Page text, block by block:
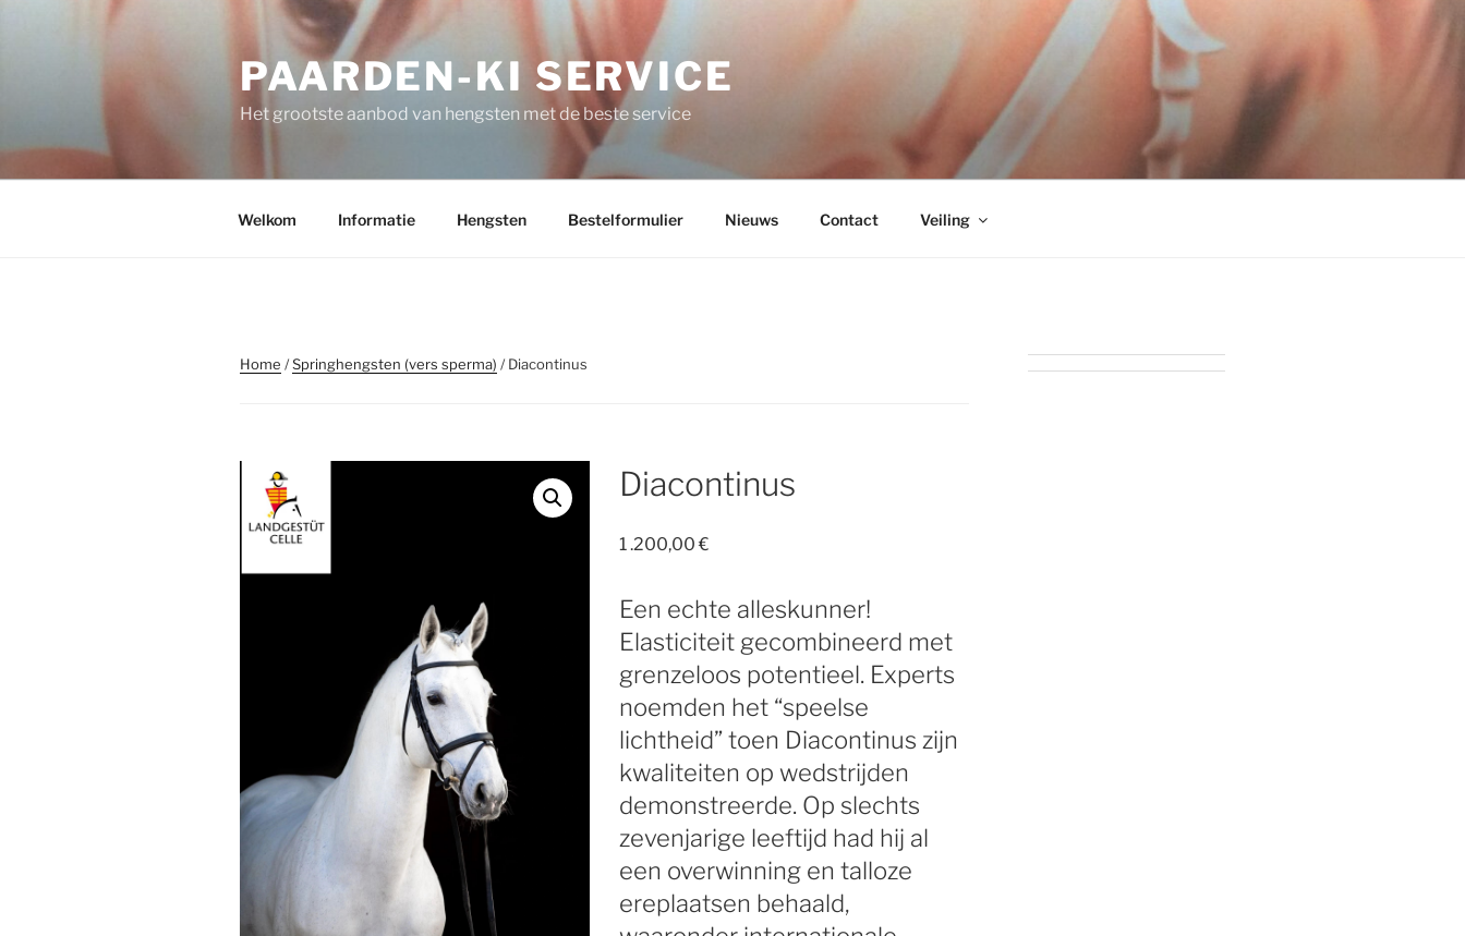
PAARDEN-KI SERVICE
Het grootste aanbod van hengsten met de beste service
Welkom Informatie Hengsten Bestelformulier Nieuws Contact Veiling
Home /Springhengsten (vers sperma) / Diacontinus
Diacontinus
1 .200,00€
Een echte alleskunner!
Elasticiteit gecombineerd met
grenzeloos potentieel. Experts
noemden het “speelse
lichtheid” toen Diacontinus zijn
kwaliteiten op wedstrijden
demonstreerde. Op slechts
zevenjarige leeftijd had hij al
een overwinning en talloze
ereplaatsen behaald,